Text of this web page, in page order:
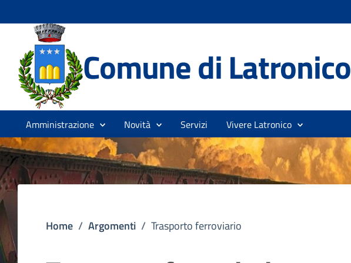
Comune di Latronico
Amministrazione Novità Servizi Vivere Latronico
Home / Argomenti / Trasporto ferroviario